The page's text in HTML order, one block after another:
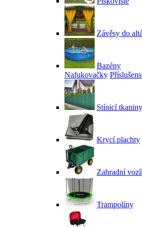
Závěsy do
Bazény
Nafukovačky
Stínicí tkaniny
Krycí plachty
Zahradní
Trampolíny